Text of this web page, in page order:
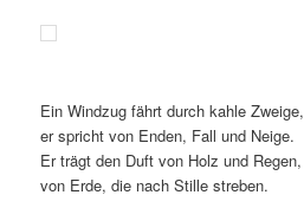
Ein Windzug fährt durch kahle Zweige,
er spricht von Enden, Fall und Neige.
Er trägt den Duft von Holz und Regen,
von Erde, die nach Stille streben.